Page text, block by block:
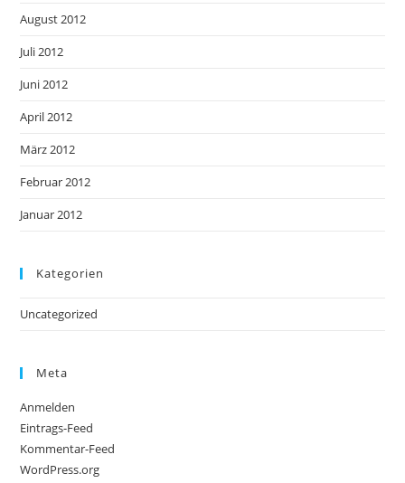
August 2012
Juli 2012
Juni 2012
April 2012
März 2012
Februar 2012
Januar 2012
Kategorien
Uncategorized
Meta
Anmelden
Eintrags-Feed
Kommentar-Feed
WordPress.org